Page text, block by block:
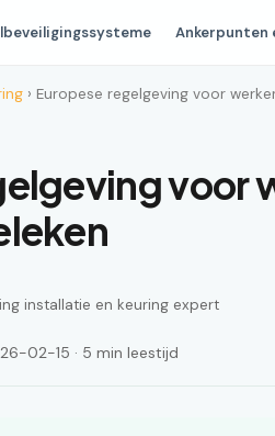
Ankerpunten
› Europese regelgeving voor
voor
installatie en keuring expert
02-15 · 5 min leestijd